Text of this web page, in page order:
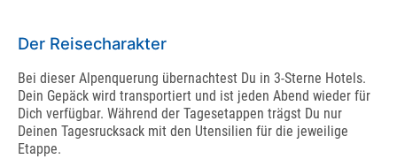
Der Reisecharakter
Bei dieser Alpenquerung übernachtest Du in 3-Sterne Hotels.
Dein Gepäck wird transportiert und ist jeden Abend wieder für
Dich verfügbar. Während der Tagesetappen trägst Du nur
Deinen Tagesrucksack mit den Utensilien für die jeweilige
Etappe.